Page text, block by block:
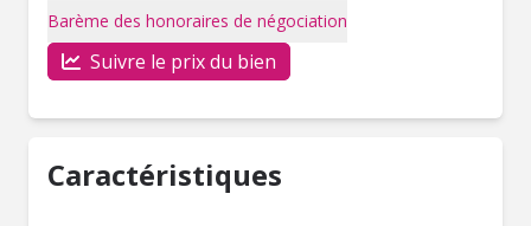
Barème des honoraires de négociation
Suivre le prix du bien
Caractéristiques